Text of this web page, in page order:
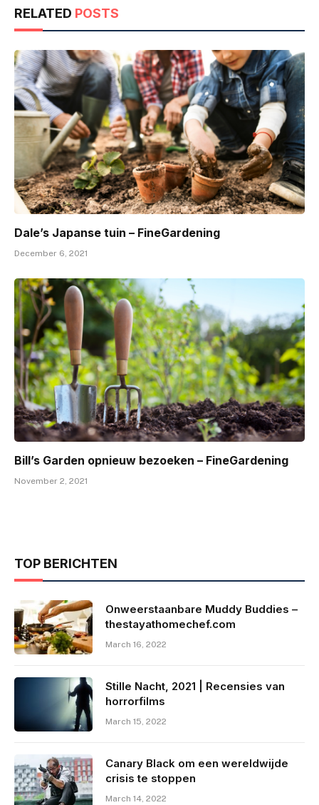
RELATED POSTS
Dale’s Japanse tuin – FineGardening
December 6, 2021
Bill’s Garden opnieuw bezoeken – FineGardening
November 2, 2021
TOP BERICHTEN
Onweerstaanbare Muddy Buddies –
thestayathomechef.com
March 16, 2022
Stille Nacht, 2021 | Recensies van
horrorfilms
March 15, 2022
Canary Black om een ​​wereldwijde
crisis te stoppen
March 14, 2022